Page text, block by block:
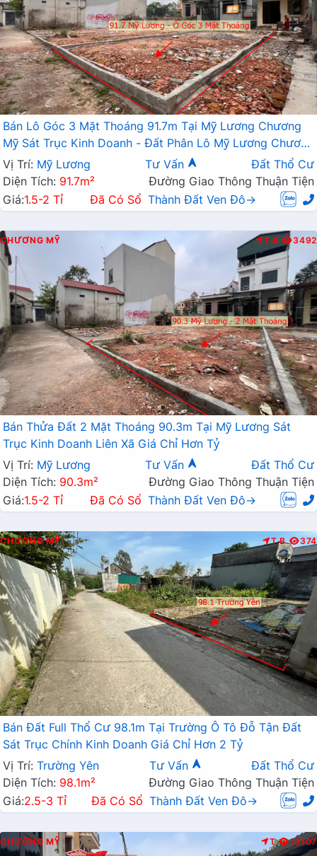
Bán Lô Góc 3 Mặt Thoáng 91.7m Tại Mỹ Lương Chương
Mỹ Sát Trục Kinh Doanh - Đất Phân Lô Mỹ Lương Chương
Mỹ
Vị Trí: Mỹ Lương Tư Vấn
Đất Thổ Cư
Diện Tích: 91.7m²
Đường Giao Thông Thuận Tiện
Giá:1.5-2 Tỉ Đã Có Sổ Thành Đất Ven Đô→
CHƯƠNG MỸ T.B 3492
Bán Thửa Đất 2 Mặt Thoáng 90.3m Tại Mỹ Lương Sát
Trục Kinh Doanh Liên Xã Giá Chỉ Hơn Tỷ
Vị Trí: Mỹ Lương Tư Vấn
Đất Thổ Cư
Diện Tích: 90.3m²
Đường Giao Thông Thuận Tiện
Giá:1.5-2 Tỉ Đã Có Sổ Thành Đất Ven Đô→
CHƯƠNG MỸ T.B 374
Bán Đất Full Thổ Cư 98.1m Tại Trường Ô Tô Đỗ Tận Đất
Sát Trục Chính Kinh Doanh Giá Chỉ Hơn 2 Tỷ
Vị Trí: Trường Yên Tư Vấn
Đất Thổ Cư
Diện Tích: 98.1m²
Đường Giao Thông Thuận Tiện
Giá:2.5-3 Tỉ Đã Có Sổ Thành Đất Ven Đô→
CHƯƠNG MỸ T 13107